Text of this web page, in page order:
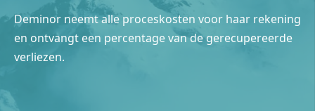
Deminor neemt alle proceskosten voor haar rekening
en ontvangt een percentage van de gerecupereerde
verliezen.